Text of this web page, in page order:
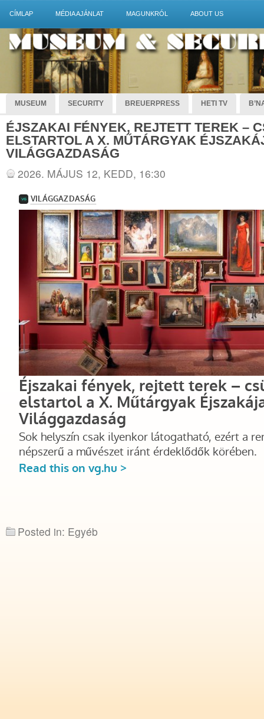
CÍMLAP MÉDIA AJÁNLAT MAGUNKRÓL ABOUT US
MUSEUM SECURITY BREUERPRESS HETI TV
ÉJSZAKAI FÉNYEK, REJTETT TEREK –
ELSTARTOL A X. MŰTÁRGYAK
VILÁGGAZDASÁG
2026. MÁJUS 12, KEDD, 16:30
Posted in: Egyéb